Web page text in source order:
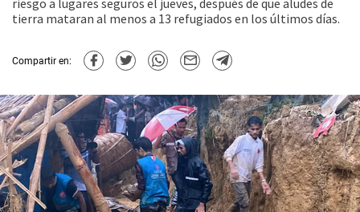
riesgo a lugares seguros el jueves, después de que aludes de
tierra mataran al menos a 13 refugiados en los últimos días.
Compartir en: